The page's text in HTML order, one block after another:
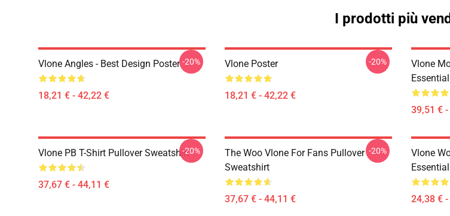
I prodotti più
Vlone Angles - Best Design Poster
18,21 € - 42,22 €
-20% Vlone Poster
18,21 € - 42,22 €
-20%
Vlone
39,51 €
Vlone PB T-Shirt Pullover Sweatshirt
37,67 € - 44,11 €
-20%
The Woo Vlone For Fans Pullover
Sweatshirt
37,67 € - 44,11 €
-20%
Vlone
24,38 €